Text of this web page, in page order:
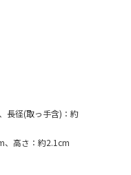
長径(取っ手含)：約
、高さ：約2.1cm